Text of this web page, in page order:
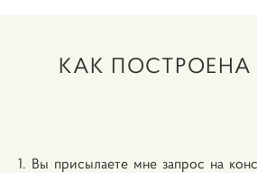
КАК ПОСТРОЕНА
1. Вы присылаете мне запрос на